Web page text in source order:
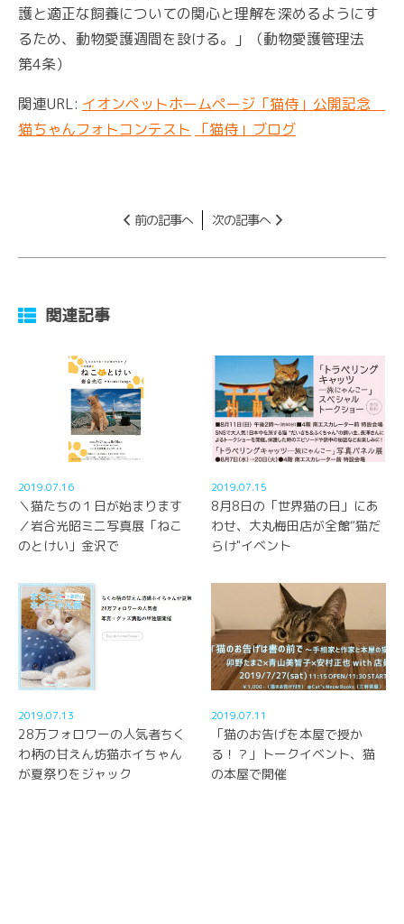
護と適正な飼養についての関心と理解を深めるようにす
るため、動物愛護週間を設ける。」（動物愛護管理法
第4条）
関連URL: イオンペットホームページ「猫侍」公開記念
猫ちゃんフォトコンテスト
「猫侍」ブログ
前の記事へ 次の記事へ
関連記事
2019.07.16
＼猫たちの１日が始まります
／岩合光昭ミニ写真展「ねこ
のとけい」金沢で
2019.07.15
8月8日の「世界猫の日」にあ
わせ、大丸梅田店が全館“猫だ
らけ"イベント
2019.07.13
28万フォロワーの人気者ちく
わ柄の甘えん坊猫ホイちゃん
が夏祭りをジャック
2019.07.11
「猫のお告げを本屋で授か
る！？」トークイベント、猫
の本屋で開催